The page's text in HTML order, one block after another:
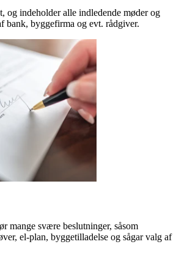
og indeholder alle indledende møder og
bank, byggefirma og evt. rådgiver.
mange svære beslutninger, såsom
el-plan, byggetilladelse og sågar valg af